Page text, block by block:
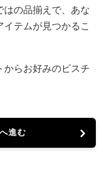
はの品揃えで、あな
テムが見つかるこ
からお好みのビスチ
進む